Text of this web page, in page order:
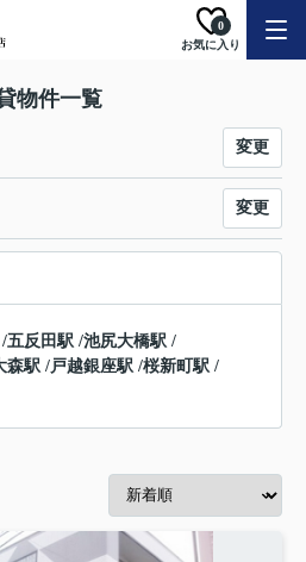
お気に入り
0
物件一覧
変更
変更
/五反田駅 /池尻大橋駅 /
森駅 /戸越銀座駅 /桜新町駅 /